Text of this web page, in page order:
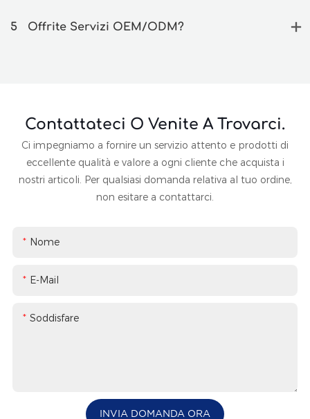
5 Offrite Servizi OEM/ODM?
Contattateci O Venite A Trovarci.
Ci impegniamo a fornire un servizio attento e prodotti di
eccellente qualità e valore a ogni cliente che acquista i
nostri articoli. Per qualsiasi domanda relativa al tuo ordine,
non esitare a contattarci.
Nome
E-Mail
Soddisfare
INVIA DOMANDA ORA